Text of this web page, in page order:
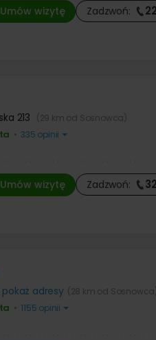
Umów wizytę Zadzwoń:
213 (29 km od Sosnowca)
• 335 opinii
Umów wizytę Zadzwoń:
pokaż adresy (28 km od
• 1155 opinii